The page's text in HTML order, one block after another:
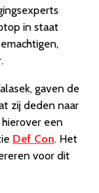
in staat
gaven de
zij deden naar
een
Def Con. Het
voor dit